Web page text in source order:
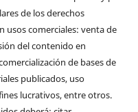
de los derechos
usos comerciales: venta de
del contenido en
de bases de
publicados, uso
lucrativos, entre otros.